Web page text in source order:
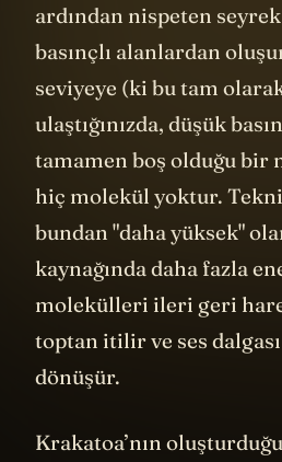
ardından nispeten
basınçlı alanlardan
seviyeye (ki bu tam
ulaştığınızda, düşük
tamamen boş olduğu bir
hiç molekül yoktur.
bundan "daha yüksek"
kaynağında daha fazla
molekülleri ileri geri
toptan itilir ve ses
dönüşür.
Krakatoa’nın